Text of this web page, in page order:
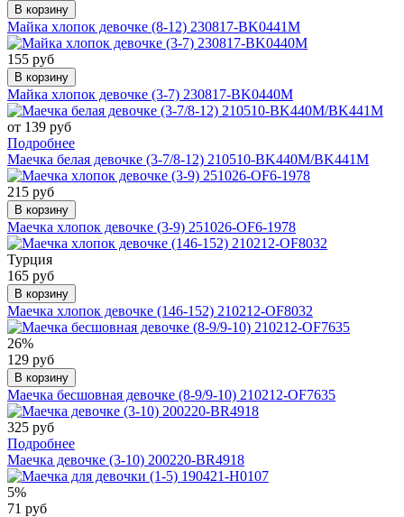
В корзину
Майка хлопок девочке (8-12) 230817-BK0441M
155 руб
В корзину
Майка хлопок девочке (3-7) 230817-BK0440M
от 139 руб
Подробнее
Маечка белая девочке (3-7/8-12) 210510-BK440M/BK441M
215 руб
В корзину
Маечка хлопок девочке (3-9) 251026-OF6-1978
Турция
165 руб
В корзину
Маечка хлопок девочке (146-152) 210212-OF8032
26%
129 руб
В корзину
Маечка бесшовная девочке (8-9/9-10) 210212-OF7635
325 руб
Подробнее
Маечка девочке (3-10) 200220-BR4918
5%
71 руб